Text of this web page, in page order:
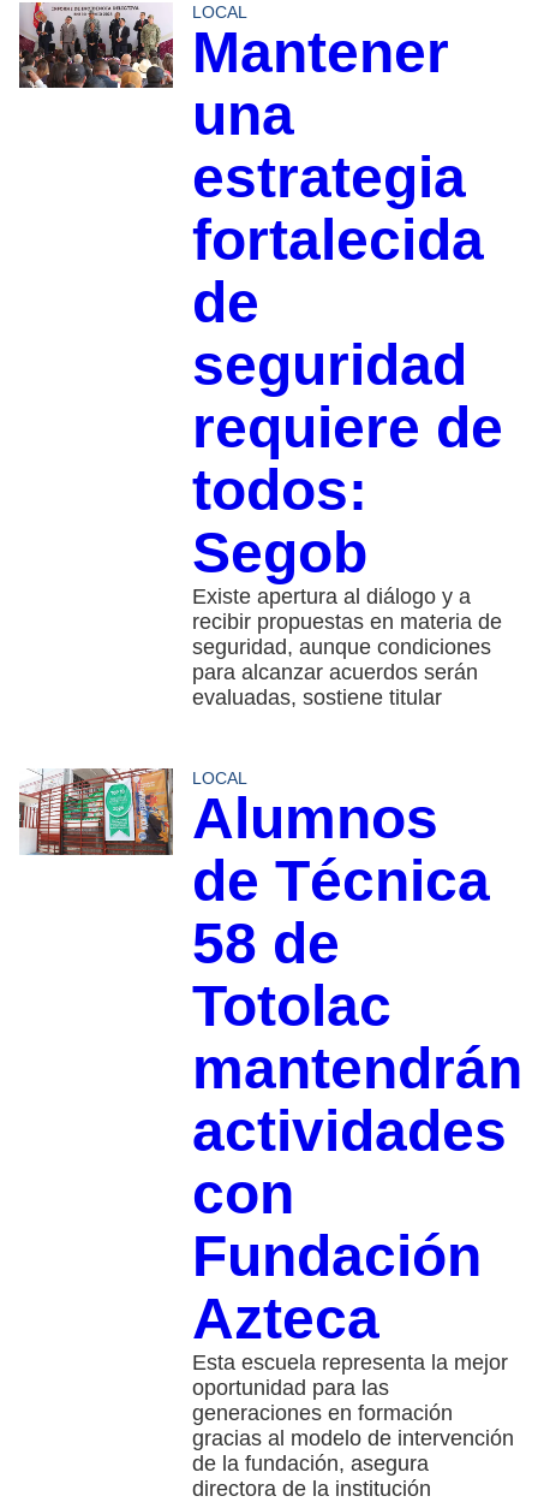
LOCAL
Mantener
una
estrategia
fortalecida
de
seguridad
requiere de
todos:
Segob
Existe apertura al diálogo y a
recibir propuestas en materia de
seguridad, aunque condiciones
para alcanzar acuerdos serán
evaluadas, sostiene titular
LOCAL
Alumnos
de Técnica
58 de
Totolac
mantendrán
actividades
con
Fundación
Azteca
Esta escuela representa la mejor
oportunidad para las
generaciones en formación
gracias al modelo de intervención
de la fundación, asegura
directora de la institución